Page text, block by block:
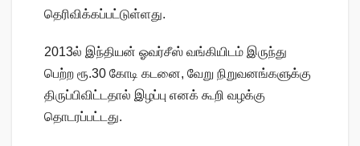
தெரிவிக்கப்பட்டுள்ளது.
2013ல் இந்தியன் ஓவர்சீஸ் வங்கியிடம் இருந்து
பெற்ற ரூ.30 கோடி கடனை, வேறு நிறுவனங்களுக்கு
திருப்பிவிட்டதால் இழப்பு எனக் கூறி வழக்கு
தொடரப்பட்டது.